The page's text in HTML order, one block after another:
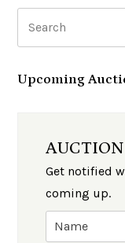
Upcoming
Get notified
coming up.